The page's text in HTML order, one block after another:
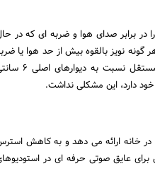
در برابر صدای هوا و ضربه ای که در
نویز بالقوه بیش از حد هوا یا
در آینده از بالقوه ارائه می دهد. همسایه های جدید پر سر و صدا سیستم
دارد، این مشکلی نداشت.
در خانه ارائه می دهد و به کاهش
عایق صوتی حرفه ای در